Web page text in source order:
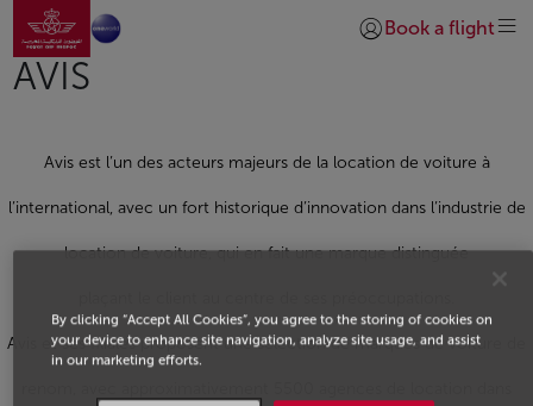
Saut au contenu principal
Aller à la page accueil
Se connecter |
Book a flight
AVIS
Avis est l’un des acteurs majeurs de la location de voiture à
l’international, avec un fort historique d’innovation dans l’industrie de
location de voiture, qui en fait une marque distinguée
Avis et ses filiales proposent une sélection de marques de voiture de
By clicking “Accept All Cookies”, you agree to the storing of cookies on
your device to enhance site navigation, analyze site usage, and assist
in our marketing efforts.